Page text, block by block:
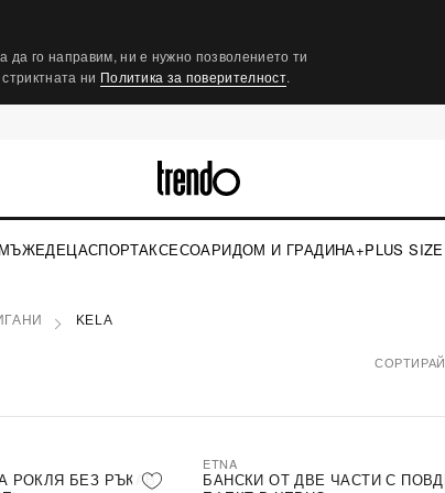
го направим, ни е нужно позволението ти
ни Политика за поверителност.
МЪЖЕДЕЦАСПОРТАКСЕСОАРИДОМ И ГРАДИНА+PLUS SIZE
KELA
РОКЛЯ БЕЗ РЪКАВ
ETNA
БАНСКИ ОТ ДВЕ ЧАСТИ С